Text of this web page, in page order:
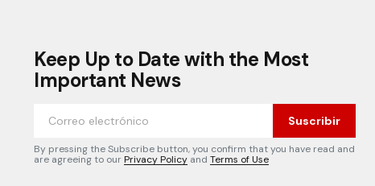
Keep Up to Date with the Most
Important News
Suscribir
By pressing the Subscribe button, you confirm that you have read and
are agreeing to ourPrivacy Policy and Terms of Use